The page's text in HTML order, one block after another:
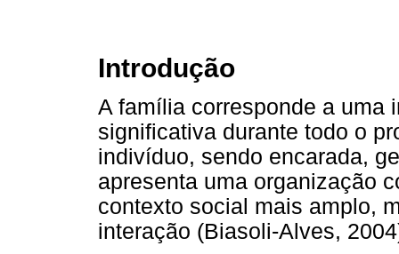
Introdução
A família corresponde a uma
significativa durante todo o
indivíduo, sendo encarada,
apresenta uma organização
contexto social mais amplo,
interação (Biasoli-Alves,